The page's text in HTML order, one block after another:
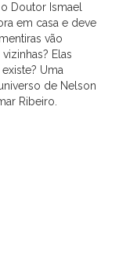
Doutor Ismael
em casa e deve
vão
Elas
Uma
de Nelson
Ribeiro.